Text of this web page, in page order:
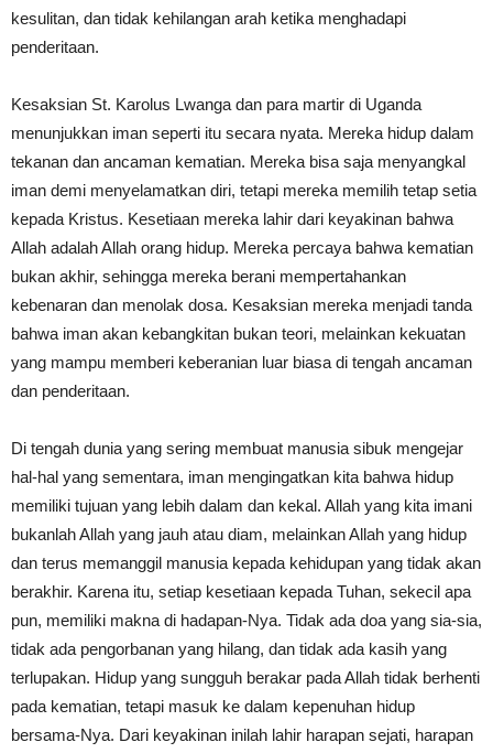
kesulitan, dan tidak kehilangan arah ketika menghadapi
penderitaan.
Kesaksian St. Karolus Lwanga dan para martir di Uganda
menunjukkan iman seperti itu secara nyata. Mereka hidup dalam
tekanan dan ancaman kematian. Mereka bisa saja menyangkal
iman demi menyelamatkan diri, tetapi mereka memilih tetap setia
kepada Kristus. Kesetiaan mereka lahir dari keyakinan bahwa
Allah adalah Allah orang hidup. Mereka percaya bahwa kematian
bukan akhir, sehingga mereka berani mempertahankan
kebenaran dan menolak dosa. Kesaksian mereka menjadi tanda
bahwa iman akan kebangkitan bukan teori, melainkan kekuatan
yang mampu memberi keberanian luar biasa di tengah ancaman
dan penderitaan.
Di tengah dunia yang sering membuat manusia sibuk mengejar
hal-hal yang sementara, iman mengingatkan kita bahwa hidup
memiliki tujuan yang lebih dalam dan kekal. Allah yang kita imani
bukanlah Allah yang jauh atau diam, melainkan Allah yang hidup
dan terus memanggil manusia kepada kehidupan yang tidak akan
berakhir. Karena itu, setiap kesetiaan kepada Tuhan, sekecil apa
pun, memiliki makna di hadapan-Nya. Tidak ada doa yang sia-sia,
tidak ada pengorbanan yang hilang, dan tidak ada kasih yang
terlupakan. Hidup yang sungguh berakar pada Allah tidak berhenti
pada kematian, tetapi masuk ke dalam kepenuhan hidup
bersama-Nya. Dari keyakinan inilah lahir harapan sejati, harapan